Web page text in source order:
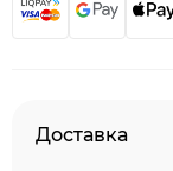
Доставка